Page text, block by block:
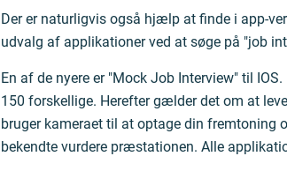
Der er naturligvis også hjælp at finde i app-
udvalg af applikationer ved at søge på "job
En af de nyere er "Mock Job Interview" til
150 forskellige. Herefter gælder det om at
bruger kameraet til at optage din fremtoning
bekendte vurdere præstationen. Alle